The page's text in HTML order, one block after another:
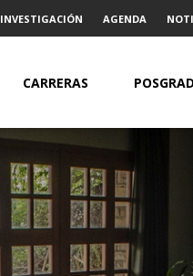
INVESTIGACIÓN AGENDA
CARRERAS